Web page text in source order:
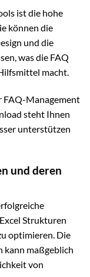
ist die hohe
können die
und die
was die FAQ
macht.
FAQ-Management
steht Ihnen
unterstützen
und deren
Strukturen
optimieren. Die
maßgeblich
von